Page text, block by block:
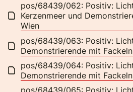
pos/68439/062: Positiv:
Kerzenmeer und
Wien
pos/68439/063: Positiv:
Demonstrierende mit
pos/68439/064: Positiv:
Demonstrierende mit